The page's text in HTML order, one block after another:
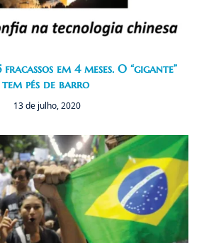
em 4 meses. O “gigante”
tem pés de barro
13 de julho, 2020